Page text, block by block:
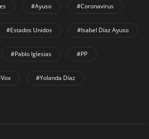
#Ayuso #coronavirus
#Estados Unidos #Isabel Díaz Ayuso
#Pablo Iglesias #PP
#Yolanda Díaz